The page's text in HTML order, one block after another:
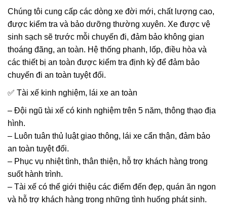
Chúng tôi cung cấp các dòng xe đời mới, chất lượng cao,
được kiểm tra và bảo dưỡng thường xuyên. Xe được vệ
sinh sạch sẽ trước mỗi chuyến đi, đảm bảo không gian
thoáng đãng, an toàn. Hệ thống phanh, lốp, điều hòa và
các thiết bị an toàn được kiểm tra định kỳ để đảm bảo
chuyến đi an toàn tuyệt đối.
✅ Tài xế kinh nghiệm, lái xe an toàn
– Đội ngũ tài xế có kinh nghiệm trên 5 năm, thông thạo địa
hình.
– Luôn tuân thủ luật giao thông, lái xe cẩn thận, đảm bảo
an toàn tuyệt đối.
– Phục vụ nhiệt tình, thân thiện, hỗ trợ khách hàng trong
suốt hành trình.
– Tài xế có thể giới thiệu các điểm đến đẹp, quán ăn ngon
và hỗ trợ khách hàng trong những tình huống phát sinh.